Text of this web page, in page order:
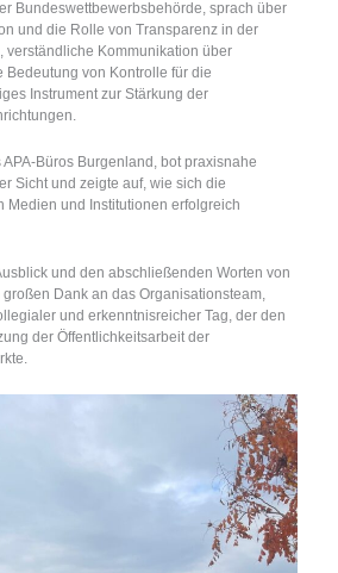
Bundeswettbewerbsbehörde, sprach über
und die Rolle von Transparenz in der
verständliche Kommunikation über
Bedeutung von Kontrolle für die
Instrument zur Stärkung der
Büros Burgenland, bot praxisnahe
Sicht und zeigte auf, wie sich die
Medien und Institutionen erfolgreich
und den abschließenden Worten von
Dank an das Organisationsteam,
und erkenntnisreicher Tag, der den
der Öffentlichkeitsarbeit der